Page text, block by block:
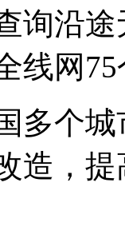
询沿
线网
个城
造，